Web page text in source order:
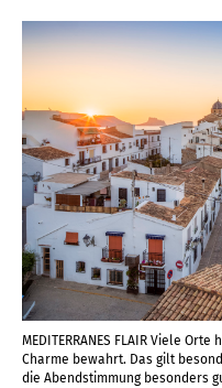
MEDITERRANES FLAIR Viele
Charme bewahrt. Das gilt
die Abendstimmung besonders